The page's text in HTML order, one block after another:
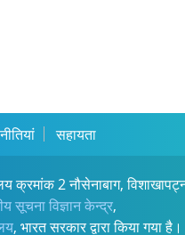
सहायता
क्रमांक 2 नौसेनाबाग,
सूचना विज्ञान केन्द्र,
, भारत सरकार द्वारा किया गया है।